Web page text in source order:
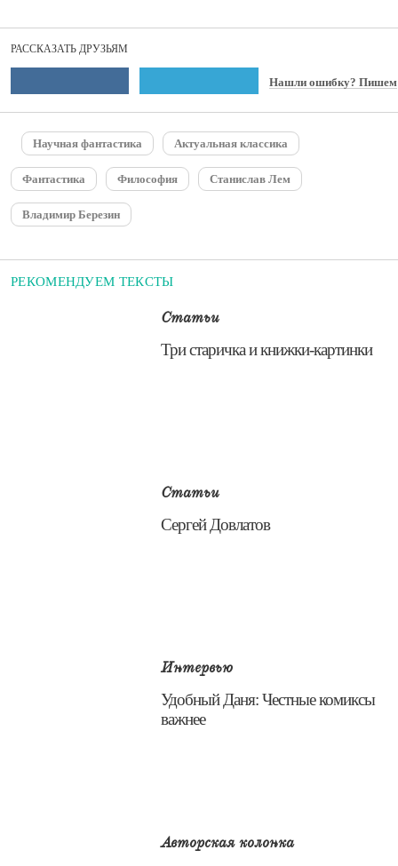
РАССКАЗАТЬ ДРУЗЬЯМ
Нашли ошибку? Пишем
Научная фантастика Актуальная классика
Фантастика Философия Станислав Лем
Владимир Березин
РЕКОМЕНДУЕМ ТЕКСТЫ
Статьи
​Три старичка и книжки-картинки
Статьи
​Сергей Довлатов
Интервью
​Удобный Даня: Честные комиксы
важнее
Авторская колонка